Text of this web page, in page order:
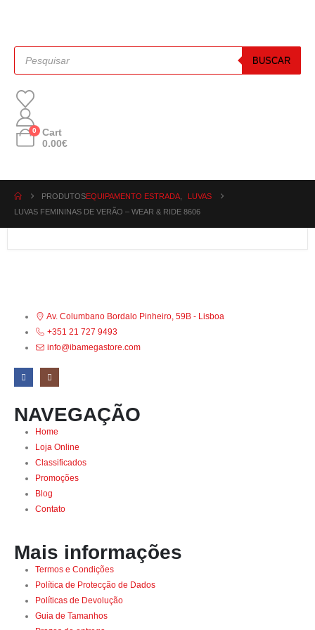
BUSCAR
0
Cart
0.00€
PRODUTOSEQUIPAMENTO ESTRADA
LUVAS
LUVAS FEMININAS DE VERÃO – WEAR & RIDE 8606
Av. Columbano Bordalo Pinheiro, 59B - Lisboa
+351 21 727 9493
info@ibamegastore.com
NAVEGAÇÃO
Home
Loja Online
Classificados
Promoções
Blog
Contato
Mais informações
Termos e Condições
Política de Protecção de Dados
Políticas de Devolução
Guia de Tamanhos